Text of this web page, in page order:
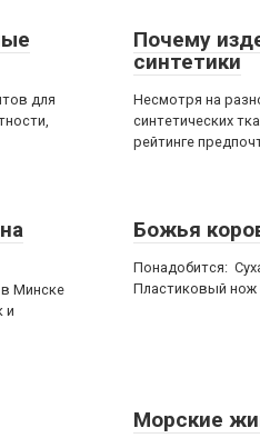
для
Почему
синтетики
Несмотря на
синтетических
рейтинге
Минске
и
Божья
Понадобится:
Пластиковый нож
Морские